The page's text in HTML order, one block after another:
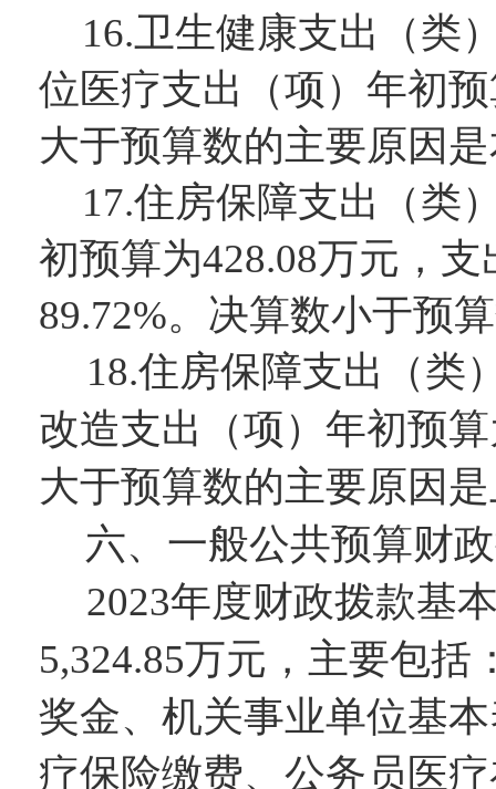
16.卫生健康支出（类
位医疗支出（项） 年初
大于预算数的主要原因
17.住房保障支出（类
初预算为428.08万元，支
89.72%。决算数小于预
18.住房保障支出（类
改造支出（项） 年初预
大于预算数的主要原因
六、一般公共预算财
2023年度财政拨款基
5,324.85万元，主要包括
奖金、机关事业单位基
疗保险缴费、公务员医